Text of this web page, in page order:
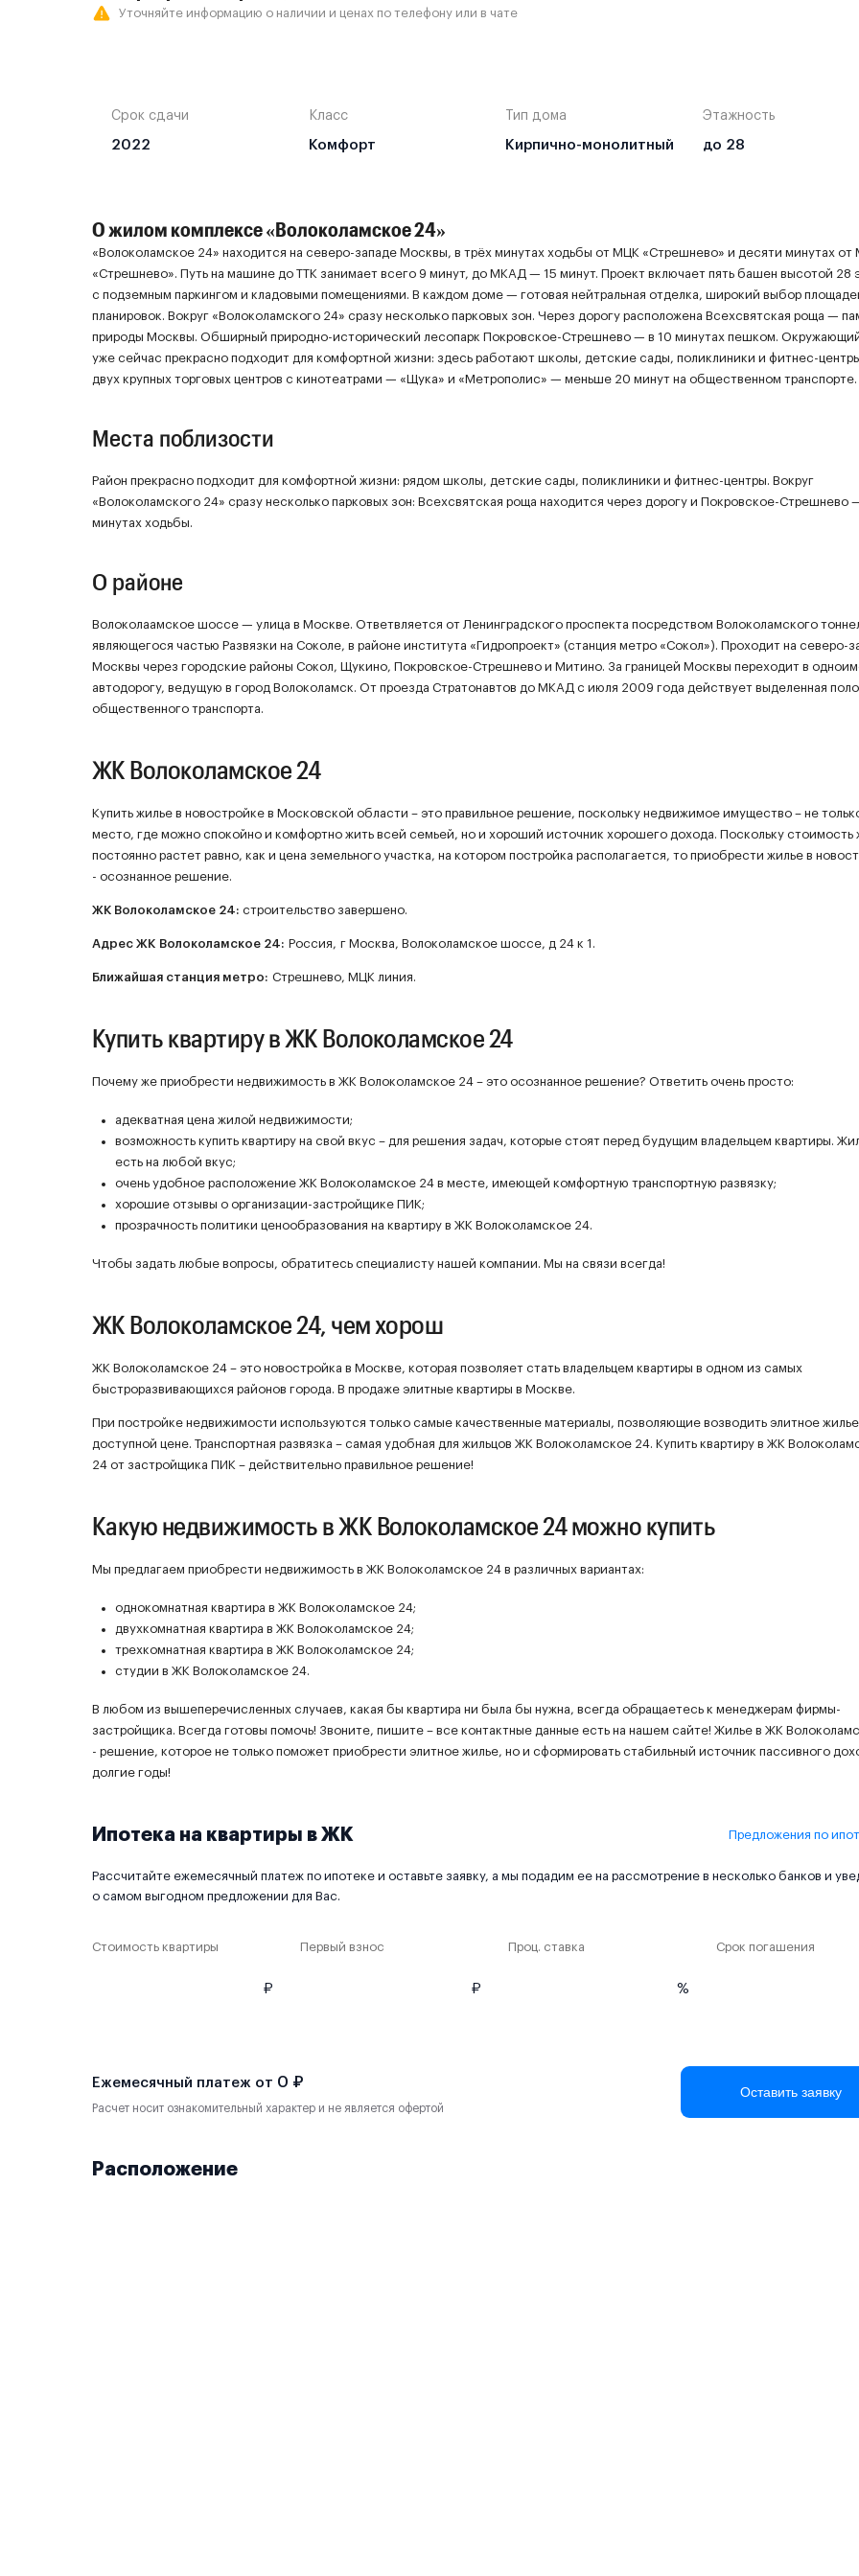
Уточняйте информацию о наличии и ценах по телефону или в чате
Срок сдачи
2022
Класс
Комфорт
Тип дома
Кирпично-монолитный
Этажность
до 28
О жилом комплексе «Волоколамское 24»
«Волоколамское 24» находится на северо-западе Москвы, в трёх минутах ходьбы от МЦК «Стрешнево» и десяти минутах
«Стрешнево». Путь на машине до ТТК занимает всего 9 минут, до МКАД — 15 минут. Проект включает пять башен высотой 28
с подземным паркингом и кладовыми помещениями. В каждом доме — готовая нейтральная отделка, широкий выбор
планировок. Вокруг «Волоколамского 24» сразу несколько парковых зон. Через дорогу расположена Всехсвятская роща —
природы Москвы. Обширный природно-исторический лесопарк Покровское-Стрешнево — в 10 минутах пешком.
уже сейчас прекрасно подходит для комфортной жизни: здесь работают школы, детские сады, поликлиники и фитнес-
двух крупных торговых центров с кинотеатрами — «Щука» и «Метрополис» — меньше 20 минут на общественном транспорте.
Места поблизости
Район прекрасно подходит для комфортной жизни: рядом школы, детские сады, поликлиники и фитнес-центры. Вокруг
«Волоколамского 24» сразу несколько парковых зон: Всехсвятская роща находится через дорогу и Покровское-Стрешнево
минутах ходьбы.
О районе
Волоколаамское шоссе — улица в Москве. Ответвляется от Ленинградского проспекта посредством Волоколамского
являющегося частью Развязки на Соколе, в районе института «Гидропроект» (станция метро «Сокол»). Проходит на северо-
Москвы через городские районы Сокол, Щукино, Покровское-Стрешнево и Митино. За границей Москвы переходит в
автодорогу, ведущую в город Волоколамск. От проезда Стратонавтов до МКАД с июля 2009 года действует выделенная
общественного транспорта.
ЖК Волоколамское 24
Купить жилье в новостройке в Московской области – это правильное решение, поскольку недвижимое имущество – не
место, где можно спокойно и комфортно жить всей семьей, но и хороший источник хорошего дохода. Поскольку стоимость
постоянно растет равно, как и цена земельного участка, на котором постройка располагается, то приобрести жилье в
- осознанное решение.
ЖК Волоколамское 24: строительство завершено.
Адрес ЖК Волоколамское 24: Россия, г Москва, Волоколамское шоссе, д 24 к 1.
Ближайшая станция метро: Стрешнево, МЦК линия.
Купить квартиру в ЖК Волоколамское 24
Почему же приобрести недвижимость в ЖК Волоколамское 24 – это осознанное решение? Ответить очень просто:
адекватная цена жилой недвижимости;
возможность купить квартиру на свой вкус – для решения задач, которые стоят перед будущим владельцем квартиры.
есть на любой вкус;
очень удобное расположение ЖК Волоколамское 24 в месте, имеющей комфортную транспортную развязку;
хорошие отзывы о организации-застройщике ПИК;
прозрачность политики ценообразования на квартиру в ЖК Волоколамское 24.
Чтобы задать любые вопросы, обратитесь специалисту нашей компании. Мы на связи всегда!
ЖК Волоколамское 24, чем хорош
ЖК Волоколамское 24 – это новостройка в Москве, которая позволяет стать владельцем квартиры в одном из самых
быстроразвивающихся районов города. В продаже элитные квартиры в Москве.
При постройке недвижимости используются только самые качественные материалы, позволяющие возводить элитное
доступной цене. Транспортная развязка – самая удобная для жильцов ЖК Волоколамское 24. Купить квартиру в ЖК
24 от застройщика ПИК – действительно правильное решение!
Какую недвижимость в ЖК Волоколамское 24 можно купить
Мы предлагаем приобрести недвижимость в ЖК Волоколамское 24 в различных вариантах:
однокомнатная квартира в ЖК Волоколамское 24;
двухкомнатная квартира в ЖК Волоколамское 24;
трехкомнатная квартира в ЖК Волоколамское 24;
студии в ЖК Волоколамское 24.
В любом из вышеперечисленных случаев, какая бы квартира ни была бы нужна, всегда обращаетесь к менеджерам фирмы-
застройщика. Всегда готовы помочь! Звоните, пишите – все контактные данные есть на нашем сайте! Жилье в ЖК
- решение, которое не только поможет приобрести элитное жилье, но и сформировать стабильный источник пассивного
долгие годы!
Ипотека на квартиры в ЖК Предложения по
Рассчитайте ежемесячный платеж по ипотеке и оставьте заявку, а мы подадим ее на рассмотрение в несколько банков и
о самом выгодном предложении для Вас.
Стоимость квартиры
₽
Первый взнос
₽
Проц. ставка
%
Срок погашения
Ежемесячный платеж от 0 ₽
Расчет носит ознакомительный характер и не является офертой
Оставить заявку
Расположение